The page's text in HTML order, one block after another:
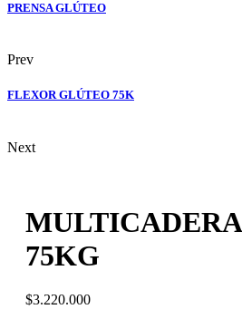
PRENSA GLÚTEO
Prev
FLEXOR GLÚTEO 75K
Next
MULTICADERA
75KG
$3.220.000